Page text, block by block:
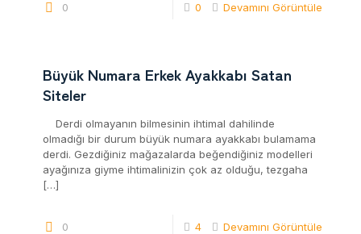
0 0 Devamını Görüntüle
Büyük Numara Erkek Ayakkabı Satan
Siteler
Derdi olmayanın bilmesinin ihtimal dahilinde
olmadığı bir durum büyük numara ayakkabı bulamama
derdi. Gezdiğiniz mağazalarda beğendiğiniz modelleri
ayağınıza giyme ihtimalinizin çok az olduğu, tezgaha
[…]
0 4 Devamını Görüntüle